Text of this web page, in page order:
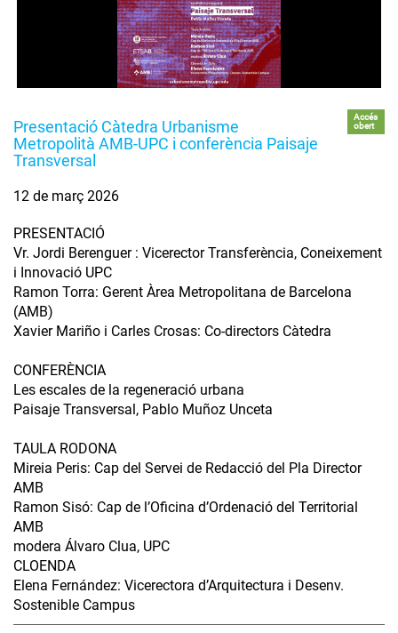
Presentació Càtedra Urbanisme
Metropolità AMB-UPC i conferència Paisaje
Transversal
Accés
obert
12 de març 2026
PRESENTACIÓ
Vr. Jordi Berenguer : Vicerector Transferència, Coneixement
i Innovació UPC
Ramon Torra: Gerent Àrea Metropolitana de Barcelona
(AMB)
Xavier Mariño i Carles Crosas: Co-directors Càtedra
CONFERÈNCIA
Les escales de la regeneració urbana
Paisaje Transversal, Pablo Muñoz Unceta
TAULA RODONA
Mireia Peris: Cap del Servei de Redacció del Pla Director
AMB
Ramon Sisó: Cap de l’Oficina d’Ordenació del Territorial
AMB
modera Álvaro Clua, UPC
CLOENDA
Elena Fernández: Vicerectora d’Arquitectura i Desenv.
Sostenible Campus